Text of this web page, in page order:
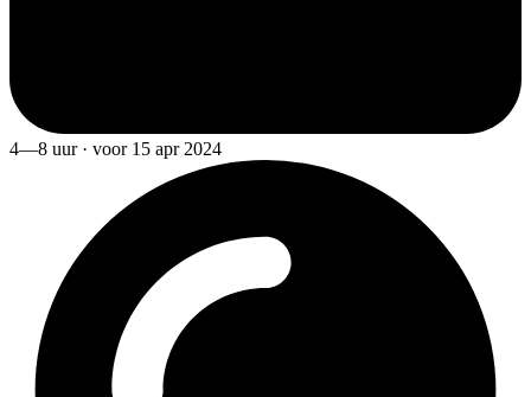
4—8 uur · voor 15 apr 2024